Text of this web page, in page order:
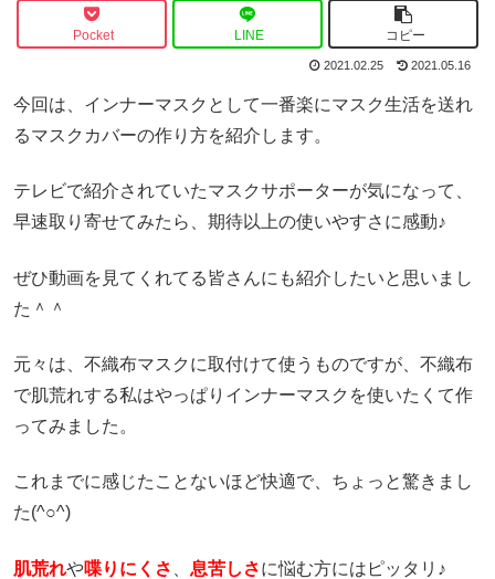
Pocket LINE コピー
2021.02.25 2021.05.16
今回は、インナーマスクとして一番楽にマスク生活を送れ
るマスクカバーの作り方を紹介します。
テレビで紹介されていたマスクサポーターが気になって、
早速取り寄せてみたら、期待以上の使いやすさに感動♪
ぜひ動画を見てくれてる皆さんにも紹介したいと思いまし
た＾＾
元々は、不織布マスクに取付けて使うものですが、不織布
で肌荒れする私はやっぱりインナーマスクを使いたくて作
ってみました。
これまでに感じたことないほど快適で、ちょっと驚きまし
た(^○^)
肌荒れや喋りにくさ 息苦しさに悩む方にはピッタリ♪